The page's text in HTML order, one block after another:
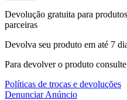
Devolução gratuita para
parceiras
Devolva seu produto em até 7
Para devolver o produto
Políticas de trocas e devoluções
Denunciar Anúncio